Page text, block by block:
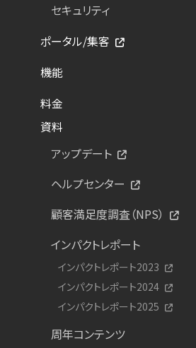
セキュリティ
ポータル/集客
機能
料金
資料
アップデート
ヘルプセンター
顧客満足度調査（NPS）
インパクトレポート
インパクトレポート2023
インパクトレポート2024
インパクトレポート2025
周年コンテンツ